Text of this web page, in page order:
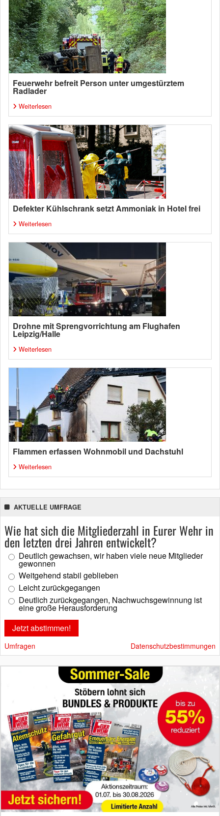
Feuerwehr befreit Person unter umgestürztem
Radlader
Weiterlesen
Defekter Kühlschrank setzt Ammoniak in Hotel frei
Weiterlesen
Drohne mit Sprengvorrichtung am Flughafen
Leipzig/Halle
Weiterlesen
Flammen erfassen Wohnmobil und Dachstuhl
Weiterlesen
AKTUELLE UMFRAGE
Wie hat sich die Mitgliederzahl in Eurer Wehr in
den letzten drei Jahren entwickelt?
Deutlich gewachsen, wir haben viele neue Mitglieder
gewonnen
Weitgehend stabil geblieben
Leicht zurückgegangen
Deutlich zurückgegangen, Nachwuchsgewinnung ist
eine große Herausforderung
Umfragen Datenschutzbestimmungen